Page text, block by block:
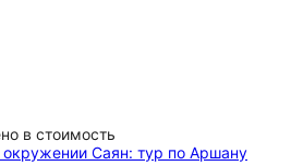
в стоимость